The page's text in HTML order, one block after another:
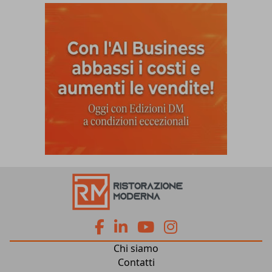
fa
fa-
fa
fa-
fab
fa-
fab
Chi siamo
Contatti